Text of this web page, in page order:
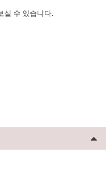
실 수 있습니다.